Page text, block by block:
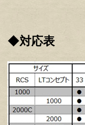
◆対応表